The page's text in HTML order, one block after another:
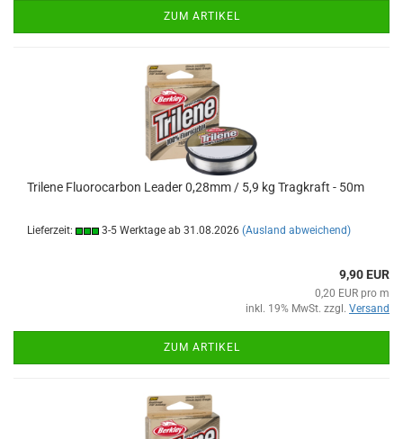
ZUM ARTIKEL
Trilene Fluorocarbon Leader 0,28mm / 5,9 kg Tragkraft - 50m
Lieferzeit: 3-5 Werktage ab 31.08.2026 (Ausland abweichend)
9,90 EUR
0,20 EUR pro m
inkl. 19% MwSt. zzgl. Versand
ZUM ARTIKEL